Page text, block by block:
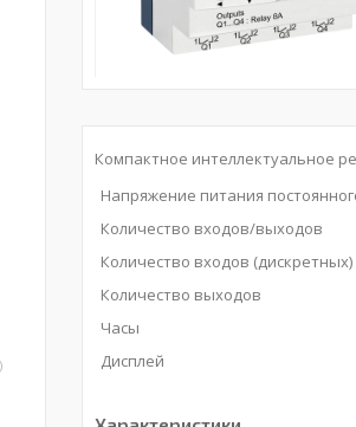
Компактное интеллектуальное
Напряжение питания
Количество входов/выходов
Количество входов (дискретных)
Количество выходов
Часы
Дисплей